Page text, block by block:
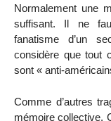
Normalement une
suffisant. Il ne
fanatisme d’un
considère que tout
sont « anti-
Comme d’autres
mémoire collective.